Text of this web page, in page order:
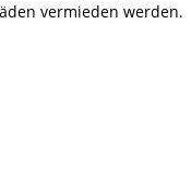
vermieden werden.